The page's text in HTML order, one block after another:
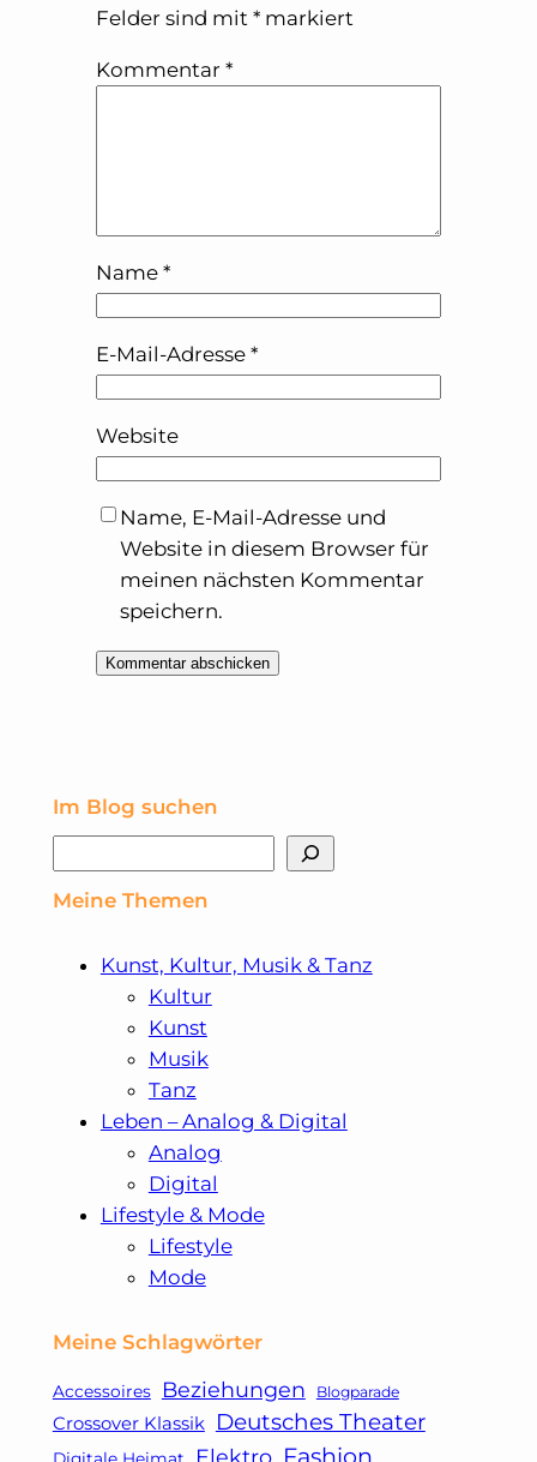
Felder sind mit *markiert
Kommentar *
Name *
E-Mail-Adresse *
Website
Name, E-Mail-Adresse und
Website in diesem Browser für
meinen nächsten Kommentar
speichern.
Im Blog suchen
Meine Themen
Kunst, Kultur, Musik & Tanz
Kultur
Kunst
Musik
Tanz
Leben – Analog & Digital
Analog
Digital
Lifestyle & Mode
Lifestyle
Mode
Meine Schlagwörter
Accessoires Beziehungen Blogparade
Crossover Klassik Deutsches Theater